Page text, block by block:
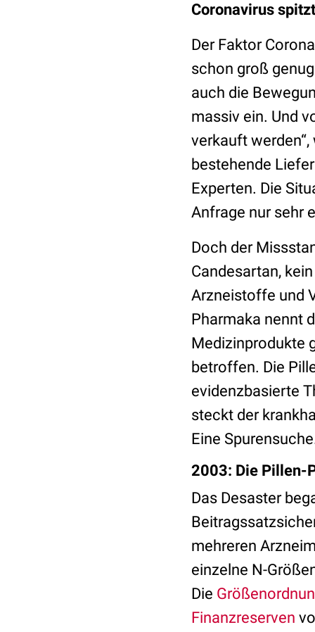
Coronavirus
Der Faktor
schon groß
auch die
massiv ein. Und
verkauft
bestehende
Experten. Die
Anfrage nur sehr
Doch der
Candesartan,
Arzneistoffe und
Pharmaka nennt
Medizinprodukte
betroffen. Die
evidenzbasierte
steckt der
Eine
2003: Die Pillen-
Das Desaster
mehreren
einzelne N-
Die
Finanzreserven